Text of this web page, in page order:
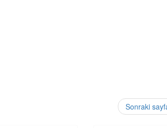
Sonraki